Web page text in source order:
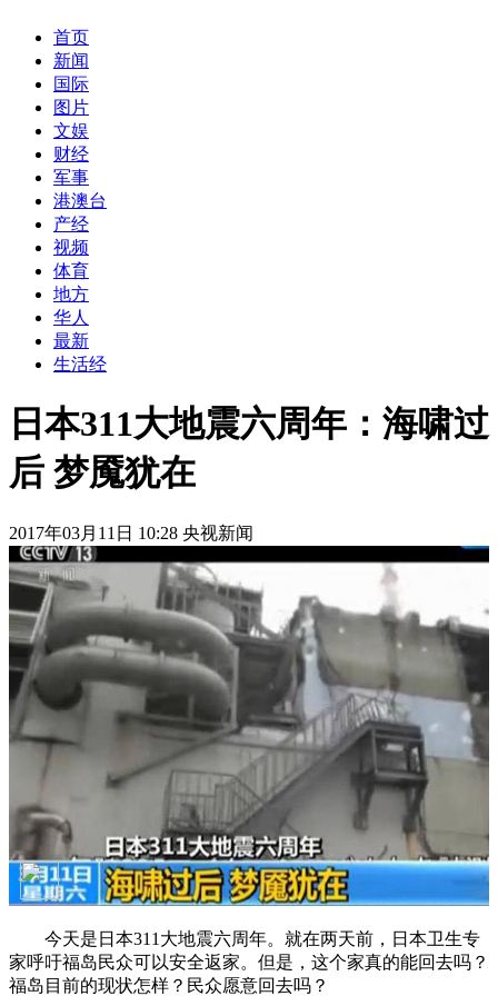
首页
新闻
国际
图片
文娱
财经
军事
港澳台
产经
视频
体育
地方
华人
最新
生活经
日本311大地震六周年：海啸过
后 梦魇犹在
2017年03月11日 10:28 央视新闻
今天是日本311大地震六周年。就在两天前，日本卫生专
家呼吁福岛民众可以安全返家。但是，这个家真的能回去吗？
福岛目前的现状怎样？民众愿意回去吗？